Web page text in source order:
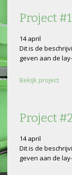
Project #1
14 april
Dit is de
geven aan de
Bekijk project
Project
14 april
Dit is de
geven aan de